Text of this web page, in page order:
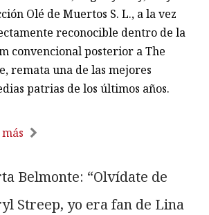
Olé de Muertos S. L., a la vez
reconocible dentro de la
convencional posterior a The
remata una de las mejores
patrias de los últimos años.
Belmonte: “Olvídate de
Streep, yo era fan de Lina